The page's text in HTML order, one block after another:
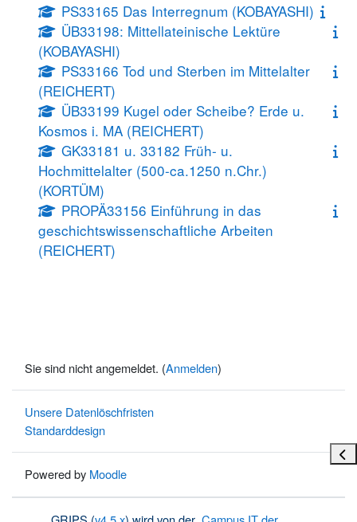
PS33165 Das Interregnum (KOBAYASHI)
ÜB33198: Mittellateinische Lektüre
(KOBAYASHI)
PS33166 Tod und Sterben im Mittelalter
(REICHERT)
ÜB33199 Kugel oder Scheibe? Erde u.
Kosmos i. MA (REICHERT)
GK33181 u. 33182 Früh- u.
Hochmittelalter (500-ca.1250 n.Chr.)
(KORTÜM)
PROPÄ33156 Einführung in das
geschichtswissenschaftliche Arbeiten
(REICHERT)
Sie sind nicht angemeldet. (Anmelden)
Unsere Datenlöschfristen
Standarddesign
Powered by Moodle